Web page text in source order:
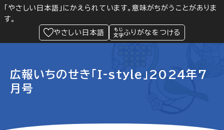
「やさしい日本語」にかえられています。意味がちがうことがありま
す。
やさしい日本語
ふりがなをつける
Language 閲覧支援
緊急情報
広報いちのせき「I-style」2024年7
月号